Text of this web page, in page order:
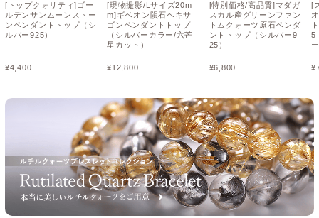
[トップクォリティ]ゴー
ルデンサンムーンストー
ンペンダントトップ（シ
ルバー925）
¥4,400
[現物撮影/Lサイズ20m
m]ギベオン隕石ヘキサ
ゴンペンダントトップ
（シルバーカラー/六芒
星カット）
¥12,800
[特別価格/高品質]マダガ
スカル産グリーンファン
トムクォーツ原石ペンダ
ントトップ（シルバー9
25）
¥6,800
[
5
¥